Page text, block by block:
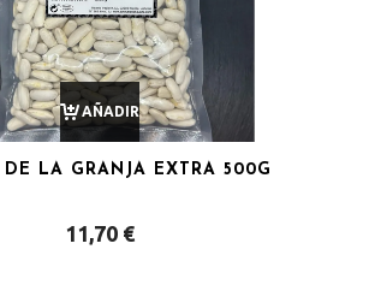
AÑADIR
AL
CARRITO
LA GRANJA EXTRA 500G
11,70 €